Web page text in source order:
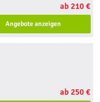
ab 210 €
Angebote anzeigen
ab 250 €